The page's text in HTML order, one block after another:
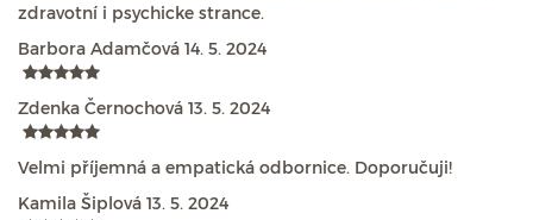
zdravotní i psychicke strance.
Barbora Adamčová 14. 5. 2024
Zdenka Černochová 13. 5. 2024
Velmi příjemná a empatická odbornice. Doporučuji!
Kamila Šiplová 13. 5. 2024